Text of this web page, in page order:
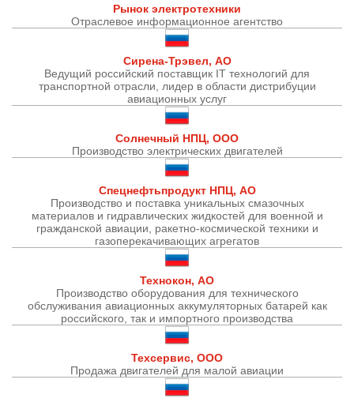
Рынок электротехники
Отраслевое информационное агентство
Сирена-Трэвел, АО
Ведущий российский поставщик IT технологий для
транспортной отрасли, лидер в области дистрибуции
авиационных услуг
Солнечный НПЦ, ООО
Производство электрических двигателей
Спецнефтьпродукт НПЦ, АО
Производство и поставка уникальных смазочных
материалов и гидравлических жидкостей для военной и
гражданской авиации, ракетно-космической техники и
газоперекачивающих агрегатов
Технокон, АО
Производство оборудования для технического
обслуживания авиационных аккумуляторных батарей как
российского, так и импортного производства
Техсервис, ООО
Продажа двигателей для малой авиации